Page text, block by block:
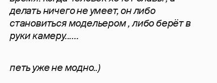
делать ничего не умеет, он либо
становиться модельером , либо берёт в
руки камеру......
петь уже не модно..)